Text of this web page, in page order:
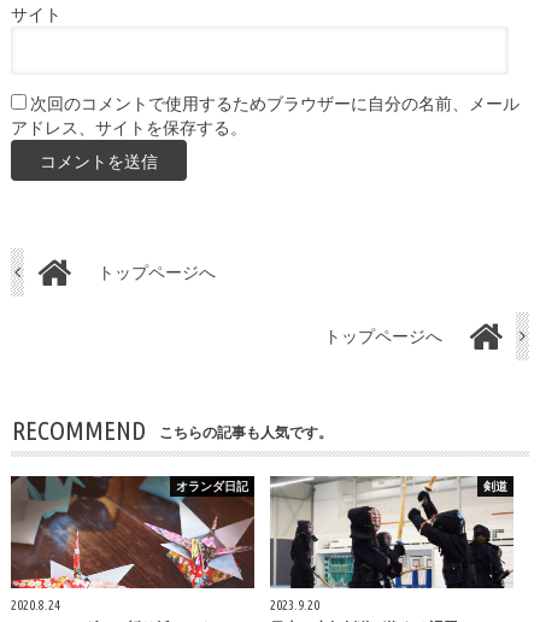
サイト
次回のコメントで使用するためブラウザーに自分の名前、メール
アドレス、サイトを保存する。
トップページへ
トップページへ
RECOMMEND こちらの記事も人気です。
オランダ日記
2020.8.24
剣道
2023.9.20